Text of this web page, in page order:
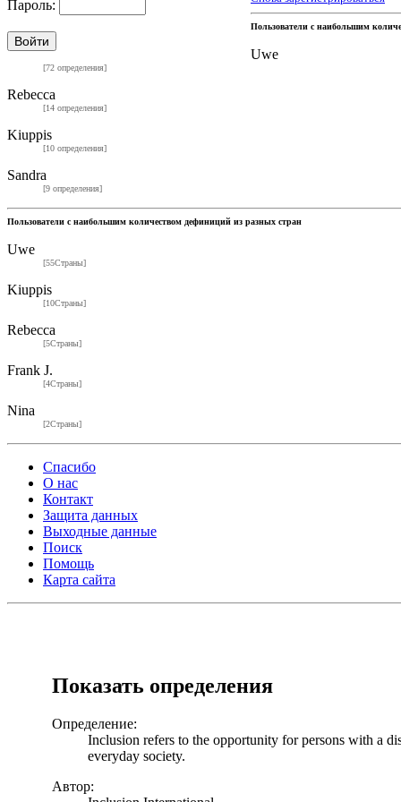
Пароль:
Пользователи с наибольшим
Uwe
[72 определения]
Rebecca
[14 определения]
Kiuppis
[10 определения]
Sandra
[9 определения]
Пользователи с наибольшим количеством дефиниций из разных стран
Uwe
[55Страны]
Kiuppis
[10Страны]
Rebecca
[5Страны]
Frank J.
[4Страны]
Nina
[2Страны]
Спасибо
О нас
Контакт
Защита данных
Выходные данные
Поиск
Помощь
Карта сайта
Показать определения
Определение:
Inclusion refers to the opportunity for persons with a
everyday society.
Автор: